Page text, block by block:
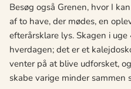
Besøg også Grenen, hvor I
af to have, der mødes, en
efterårsklare lys. Skagen i
hverdagen; det er et
venter på at blive udforsket,
skabe varige minder sammen